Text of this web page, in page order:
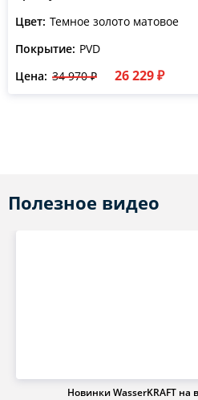
Цвет: Темное золото матовое
Покрытие: PVD
Цена: 34 970 ₽ 26 229 ₽
Полезное видео
Новинки WasserKRAFT на